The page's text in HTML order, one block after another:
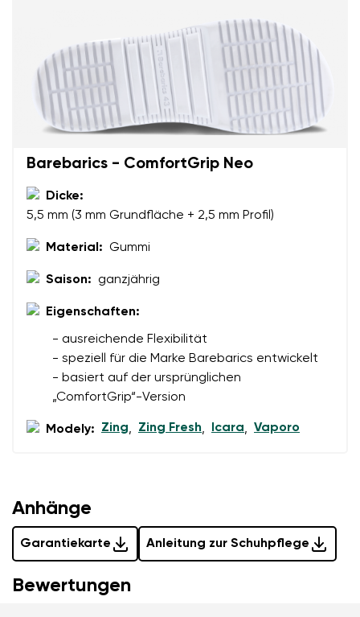
Land ändern
Barebarics - ComfortGrip Neo
Dicke:
5,5 mm (3 mm Grundfläche + 2,5 mm Profil)
Material: Gummi
Saison: ganzjährig
Eigenschaften:
- ausreichende Flexibilität
- speziell für die Marke Barebarics entwickelt
- basiert auf der ursprünglichen
„ComfortGrip“-Version
Modely: Zing, Zing Fresh, Icara, Vaporo
Anhänge
Garantiekarte Anleitung zur Schuhpflege
Deine E-Mail
Variante
Frage
Ich bin mit der Verarbeitung der eingegebenen
personenbezogenen Daten im Sinne von
Bedingungenund deren Veröffentlichung
einverstanden.
Bewertungen
Variante
Bestellnummer
Textbewertung
Ich bin mit der Verarbeitung der eingegebenen
personenbezogenen Daten im Sinne vondieser
Bedingungenund deren Veröffentlichung
einverstanden.